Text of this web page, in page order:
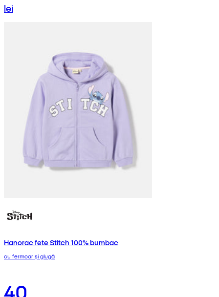
lei
Hanorac fete Stitch 100% bumbac
cu fermoar și glugă
40